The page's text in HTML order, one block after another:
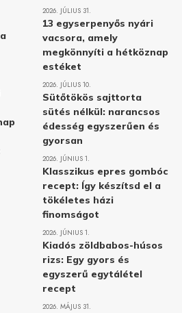
2026. JÚLIUS 31.
13 egyserpenyős nyári
vacsora, amely
megkönnyíti a hétköznap
estéket
2026. JÚLIUS 10.
Sütőtökös sajttorta
sütés nélkül: narancsos
édesség egyszerűen és
gyorsan
2026. JÚNIUS 1.
Klasszikus epres gombóc
recept: Így készítsd el a
tökéletes házi
finomságot
2026. JÚNIUS 1.
Kiadós zöldbabos-húsos
rizs: Egy gyors és
egyszerű egytálétel
recept
2026. MÁJUS 31.